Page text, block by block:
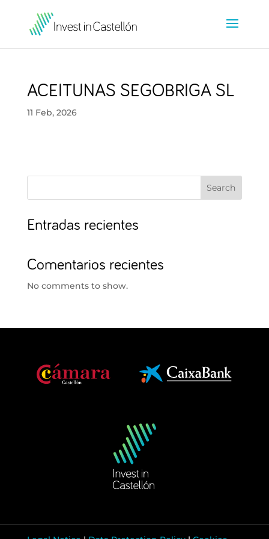
ACEITUNAS SEGOBRIGA SL
11 Feb, 2026
Search
Entradas recientes
Comentarios recientes
No comments to show.